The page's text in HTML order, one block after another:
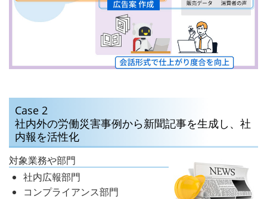
Case 2
社内外の労働災害事例から新聞記事を生成し、 社
内報を活性化
対象業務や部門
社内広報部門
コンプライアンス部門